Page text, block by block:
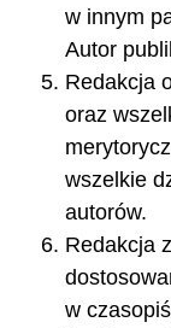
w innym
Autor
Redakcja
oraz
wszelkie
autorów.
Redakcja
w